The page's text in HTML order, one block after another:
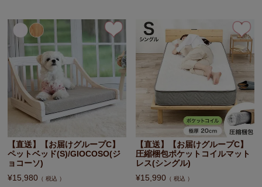
【直送】【お届けグループC】
ペットベッド(S)/GIOCOSO(ジ
ョコーソ)
¥15,980 税込
【直送】【お届けグループC】
圧縮梱包ポケットコイルマット
レス(シングル)
¥15,990 税込